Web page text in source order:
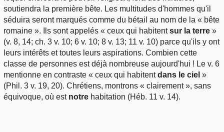
soutiendra la première bête. Les multitudes d'hommes qu'il
séduira seront marqués comme du bétail au nom de la « bête
romaine ». Ils sont appelés « ceux qui habitentsur la terre »
(v. 8, 14; ch. 3 v. 10; 6 v. 10; 8 v. 13; 11 v. 10) parce qu'ils y ont
leurs intérêts et toutes leurs aspirations. Combien cette
classe de personnes est déjà nombreuse aujourd'hui ! Le v. 6
mentionne en contraste « ceux qui habitentdans le ciel »
(Phil. 3 v. 19, 20). Chrétiens, montrons « clairement », sans
équivoque, où est notre habitation (Héb. 11 v. 14).